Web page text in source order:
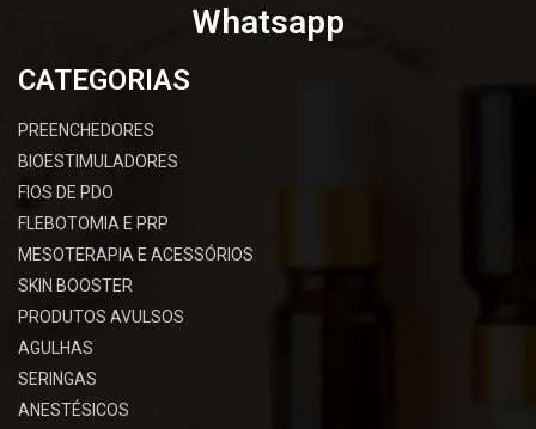
Whatsapp
CATEGORIAS
PREENCHEDORES
BIOESTIMULADORES
FIOS DE PDO
FLEBOTOMIA E PRP
MESOTERAPIA E ACESSÓRIOS
SKIN BOOSTER
PRODUTOS AVULSOS
AGULHAS
SERINGAS
ANESTÉSICOS